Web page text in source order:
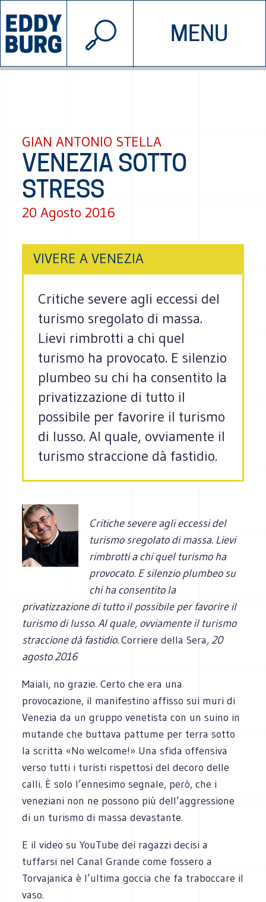
MENU
INIZIATIVE CHI SIAMO
© 2026 EDDYBURG
GIAN ANTONIO STELLA
VENEZIA SOTTO
STRESS
20 Agosto 2016
VIVERE A VENEZIA
Critiche severe agli eccessi del
turismo sregolato di massa.
Lievi rimbrotti a chi quel
turismo ha provocato. E silenzio
plumbeo su chi ha consentito la
privatizzazione di tutto il
possibile per favorire il turismo
di lusso. Al quale, ovviamente il
turismo straccione dà fastidio.
Critiche severe agli eccessi del
turismo sregolato di massa. Lievi
rimbrotti a chi quel turismo ha
provocato. E silenzio plumbeo su
chi ha consentito la
privatizzazione di tutto il possibile per favorire il
turismo di lusso. Al quale, ovviamente il turismo
straccione dà fastidio.Corriere della Sera, 20
agosto 2016
Maiali, no grazie. Certo che era una
provocazione, il manifestino affisso sui muri di
Venezia da un gruppo venetista con un suino in
mutande che buttava pattume per terra sotto
la scritta «No welcome!» Una sfida offensiva
verso tutti i turisti rispettosi del decoro delle
calli. È solo l’ennesimo segnale, però, che i
veneziani non ne possono più dell’aggressione
di un turismo di massa devastante.
E il video su YouTube dei ragazzi decisi a
tuffarsi nel Canal Grande come fossero a
Torvajanica è l’ultima goccia che fa traboccare il
vaso.